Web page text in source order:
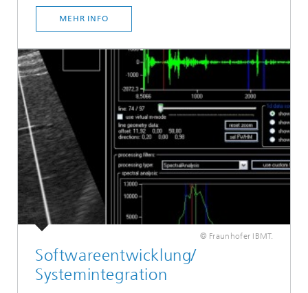
MEHR INFO
© Fraunhofer IBMT.
Softwareentwicklung/
Systemintegration